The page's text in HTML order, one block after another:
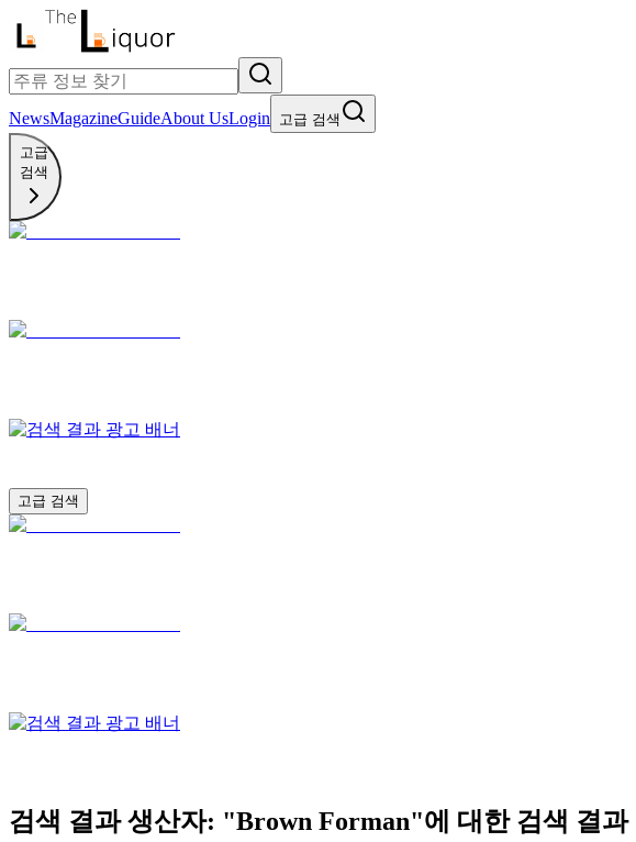
NewsMagazineGuideAbout UsLogin
고급 검색
고급
검색
고급 검색
검색 결과생산자: "Brown Forman"에 대한 검색 결과